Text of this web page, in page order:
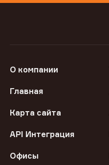
О компании
Главная
Карта сайта
API Интеграция
Офисы